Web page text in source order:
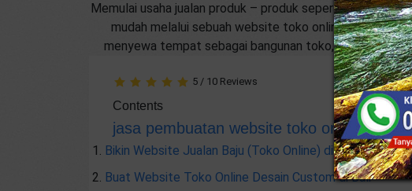
Memulai usaha jualan produk – produk seperti: baju, tas,
mudah melalui sebuah website toko online. Tidak
menyewa tempat sebagai bangunan toko, karena
5 / 10 Reviews
Contents
jasa pembuatan website toko online di bali
Bikin Website Jualan Baju (Toko Online) di Bali
Buat Website Toko Online Desain Custom di Bali